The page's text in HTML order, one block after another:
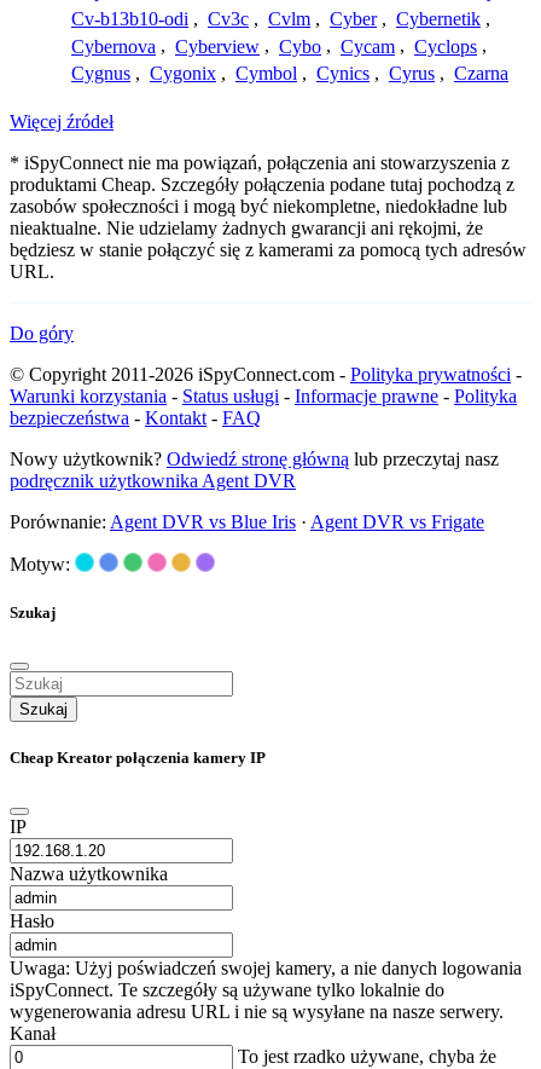
Cv-b13b10-odi , Cv3c , Cvlm , Cyber , Cybernetik ,
Cybernova , Cyberview , Cybo , Cycam , Cyclops ,
Cygnus , Cygonix , Cymbol , Cynics , Cyrus , Czarna
Więcej źródeł
* iSpyConnect nie ma powiązań, połączenia ani stowarzyszenia z
produktami Cheap. Szczegóły połączenia podane tutaj pochodzą z
zasobów społeczności i mogą być niekompletne, niedokładne lub
nieaktualne. Nie udzielamy żadnych gwarancji ani rękojmi, że
będziesz w stanie połączyć się z kamerami za pomocą tych adresów
URL.
Do góry
© Copyright 2011-2026 iSpyConnect.com - Polityka prywatności -
Warunki korzystania - Status usługi - Informacje prawne - Polityka
bezpieczeństwa - Kontakt - FAQ
Nowy użytkownik? Odwiedź stronę główną lub przeczytaj nasz
podręcznik użytkownika Agent DVR
Porównanie: Agent DVR vs Blue Iris · Agent DVR vs Frigate
Motyw:
Szukaj
Szukaj
Cheap Kreator połączenia kamery IP
IP
Nazwa użytkownika
Hasło
Uwaga: Użyj poświadczeń swojej kamery, a nie danych logowania
iSpyConnect. Te szczegóły są używane tylko lokalnie do
wygenerowania adresu URL i nie są wysyłane na nasze serwery.
Kanał
To jest rzadko używane, chyba że